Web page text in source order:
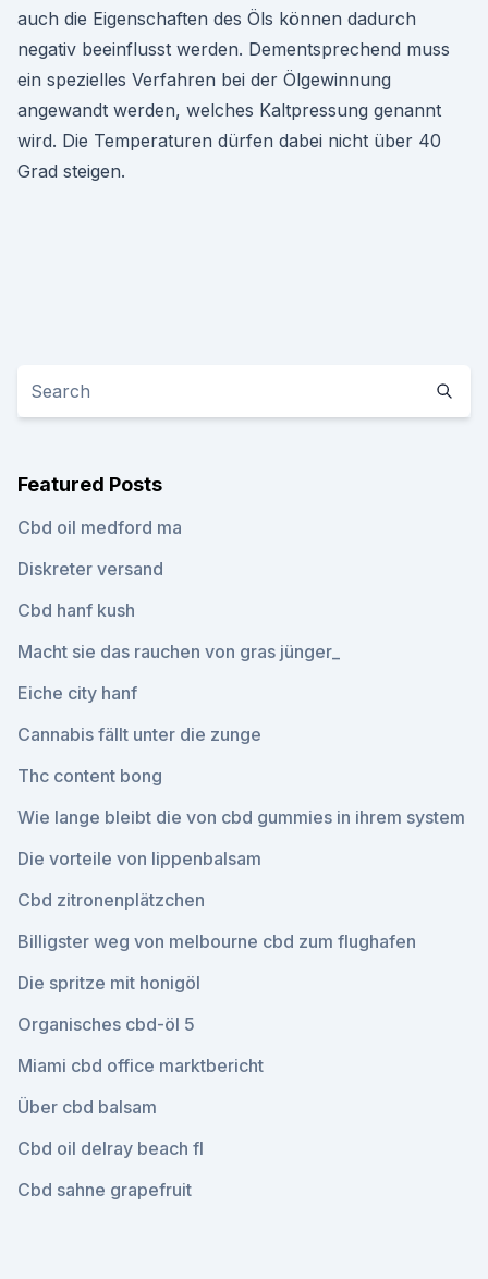
auch die Eigenschaften des Öls können dadurch
negativ beeinflusst werden. Dementsprechend muss
ein spezielles Verfahren bei der Ölgewinnung
angewandt werden, welches Kaltpressung genannt
wird. Die Temperaturen dürfen dabei nicht über 40
Grad steigen.
Featured Posts
Cbd oil medford ma
Diskreter versand
Cbd hanf kush
Macht sie das rauchen von gras jünger_
Eiche city hanf
Cannabis fällt unter die zunge
Thc content bong
Wie lange bleibt die von cbd gummies in ihrem system
Die vorteile von lippenbalsam
Cbd zitronenplätzchen
Billigster weg von melbourne cbd zum flughafen
Die spritze mit honigöl
Organisches cbd-öl 5
Miami cbd office marktbericht
Über cbd balsam
Cbd oil delray beach fl
Cbd sahne grapefruit